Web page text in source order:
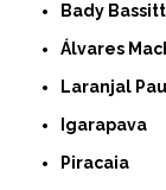
Bady Bassitt
Álvares
Laranjal
Igarapava
Piracaia